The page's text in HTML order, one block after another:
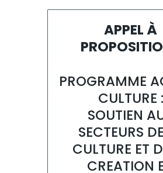
APPEL À
PROGRAMME
CULTURE :
SOUTIEN
SECTEURS
CULTURE ET
CREATION